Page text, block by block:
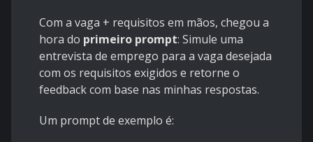
Com a vaga + requisitos em mãos, chegou a
hora do primeiro prompt: Simule uma
entrevista de emprego para a vaga desejada
com os requisitos exigidos e retorne o
feedback com base nas minhas respostas.
Um prompt de exemplo é: